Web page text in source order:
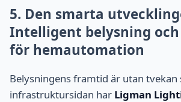
5. Den smarta
Intelligent belysning
för hemautomation
Belysningens framtid är utan tvekan
infrastruktursidan har Ligman